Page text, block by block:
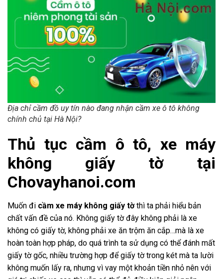
Địa chỉ cầm đồ uy tín nào đang nhận cầm xe ô tô không
chính chủ tại Hà Nội?
Thủ tục cầm ô tô, xe máy
không giấy tờ tại
Chovayhanoi.com
Muốn đi cầm xe máy không giấy tờthì ta phải hiểu bản
chất vấn đề của nó. Không giấy tờ đây không phải là xe
không có giấy tờ, không phải xe ăn trộm ăn cắp…mà là xe
hoàn toàn hợp pháp, do quá trình ta sử dụng có thể đánh mất
giấy tờ gốc, nhiều trường hợp để giấy tờ trong két mà ta lười
không muốn lấy ra, nhưng vì vay một khoản tiền nhỏ nên với